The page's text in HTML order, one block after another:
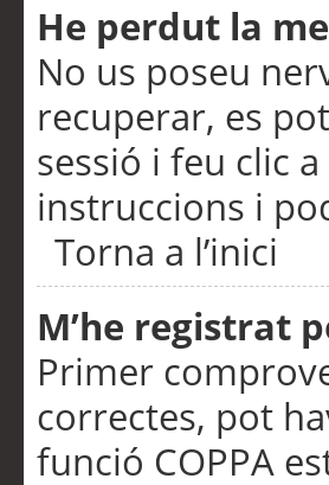
He perdut la
No us poseu
recuperar, es
sessió i feu clic a
instruccions i
Torna a l’inici
M’he registrat
Primer
correctes, pot
funció COPPA